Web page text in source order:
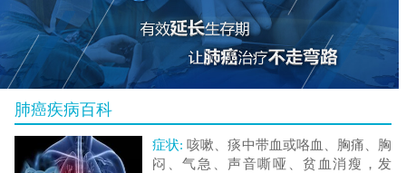
肺癌疾病百科
症状: 咳嗽、痰中带血或咯血、胸痛、胸
闷、气急、声音嘶哑、贫血消瘦，发